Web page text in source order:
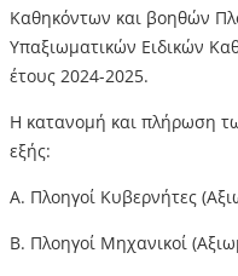
Καθηκόντων και βοηθών
Υπαξιωματικών Ειδικών
έτους 2024-2025.
Η κατανομή και πλήρωση
εξής:
Α. Πλοηγοί Κυβερνήτες
Β. Πλοηγοί Μηχανικοί